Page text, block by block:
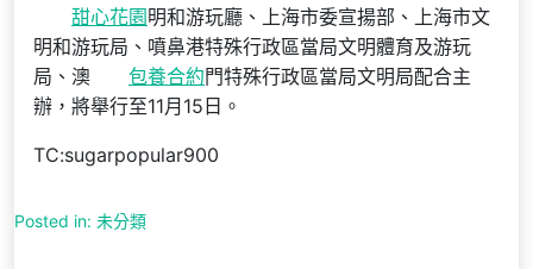
甜心花園明和游玩廳、上海市委宣揚部、上海市文
明和游玩局、噴鼻港特殊行政區當局文明體育及游玩
局、澳
包養合約門特殊行政區當局文明局配合主
辦，將舉行至11月15日。
TC:sugarpopular900
Posted in: 未分類